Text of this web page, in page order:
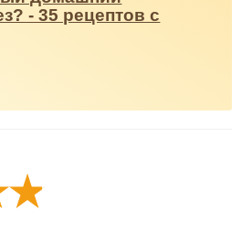
- 35 рецептов с